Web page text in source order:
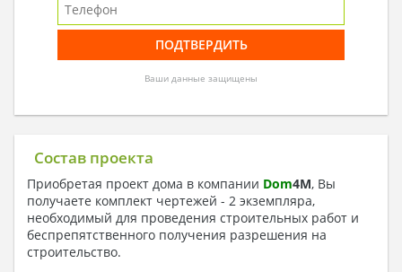
Ваши данные защищены
Состав проекта
Приобретая проект дома в компании Dom4M, Вы
получаете комплект чертежей - 2 экземпляра,
необходимый для проведения строительных работ и
беспрепятственного получения разрешения на
строительство.